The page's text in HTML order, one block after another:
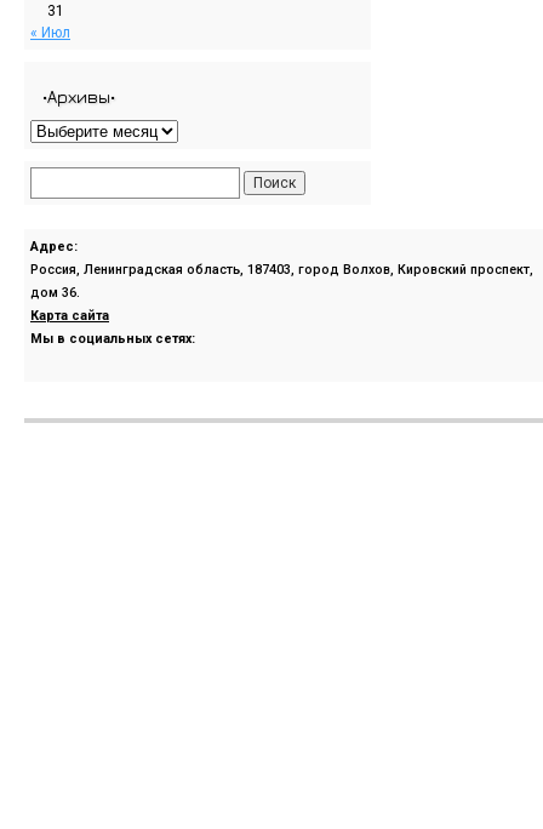
31
« Июл
•Архивы•
Адрес:
Россия, Ленинградская область, 187403, город Волхов, Кировский проспект,
дом 36.
Карта сайта
Мы в социальных сетях: